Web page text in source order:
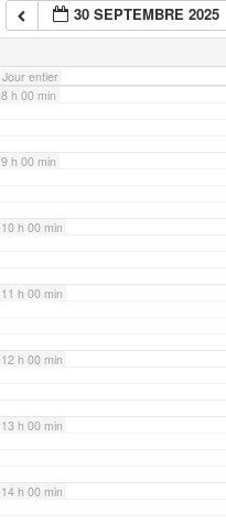
30 SEPTEMBRE 2025
Jour entier
7 h 00 min
8 h 00 min
9 h 00 min
10 h 00 min
11 h 00 min
12 h 00 min
13 h 00 min
14 h 00 min